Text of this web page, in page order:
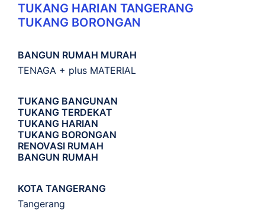
TUKANG HARIAN TANGERANG
TUKANG BORONGAN
BANGUN RUMAH MURAH
TENAGA + plus MATERIAL
TUKANG BANGUNAN
TUKANG TERDEKAT
TUKANG HARIAN
TUKANG BORONGAN
RENOVASI RUMAH
BANGUN RUMAH
KOTA TANGERANG
Tangerang